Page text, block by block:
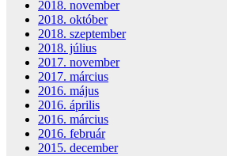
2018. november
2018. október
2018. szeptember
2018. július
2017. november
2017. március
2016. május
2016. április
2016. március
2016. február
2015. december